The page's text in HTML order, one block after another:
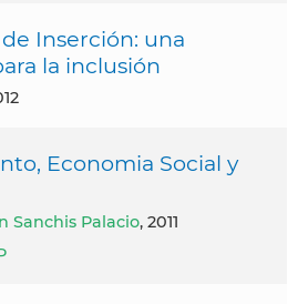
Inserción: una
la inclusión
Economia Social y
Sanchis Palacio, 2011